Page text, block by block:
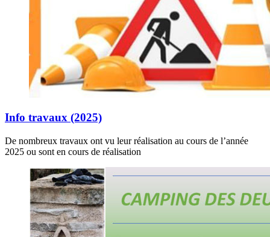
Info travaux (2025)
De nombreux travaux ont vu leur réalisation au cours de l’année
2025 ou sont en cours de réalisation